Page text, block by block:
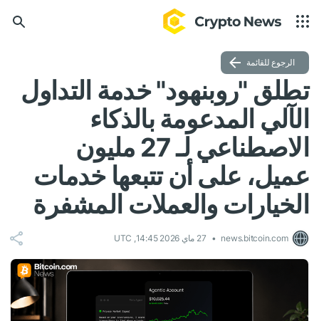
الرجوع للقائمة
تطلق "روبنهود" خدمة التداول
الآلي المدعومة بالذكاء
الاصطناعي لـ 27 مليون
عميل، على أن تتبعها خدمات
الخيارات والعملات المشفرة
news.bitcoin.com 27 ماي 2026 14:45, UTC